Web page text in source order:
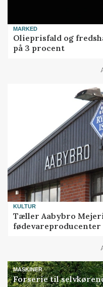
MARKED
Olieprisfald og
på 3 procent
KULTUR
Tæller Aabybro Mejeri
MASKINER
Forserie til